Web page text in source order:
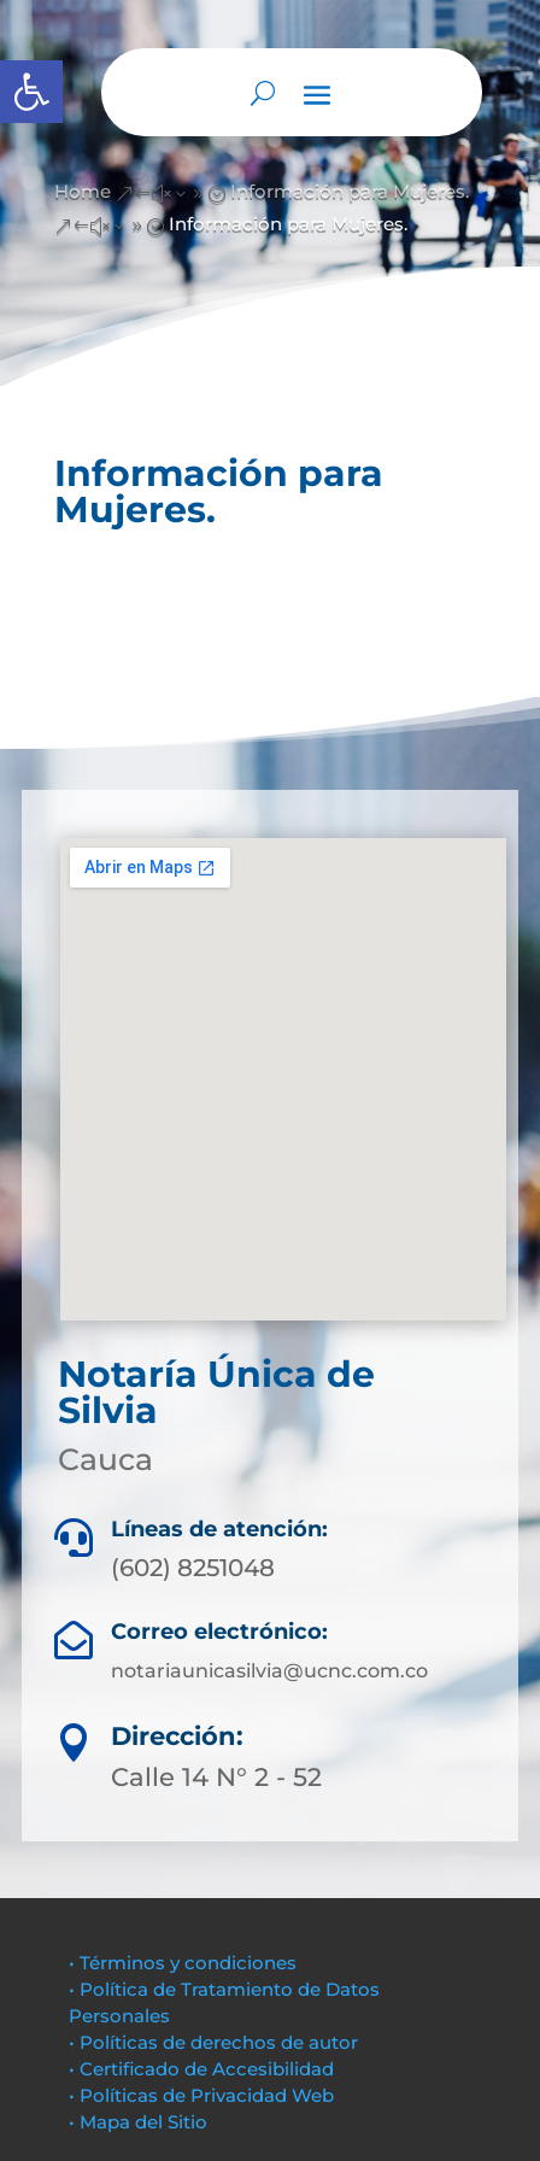
Abrir barra de herramientas
Home &#x39; Información para Mujeres.
&#x39; Información para Mujeres.
Información para
Mujeres.
Notaría Única de
Silvia
Cauca
 Líneas de atención:
(602) 8251048
 Correo electrónico:
notariaunicasilvia@ucnc.com.co

Dirección:
Calle 14 N° 2 - 52
• Términos y condiciones
• Política de Tratamiento de Datos
Personales
• Políticas de derechos de autor
• Certificado de Accesibilidad
• Políticas de Privacidad Web
• Mapa del Sitio